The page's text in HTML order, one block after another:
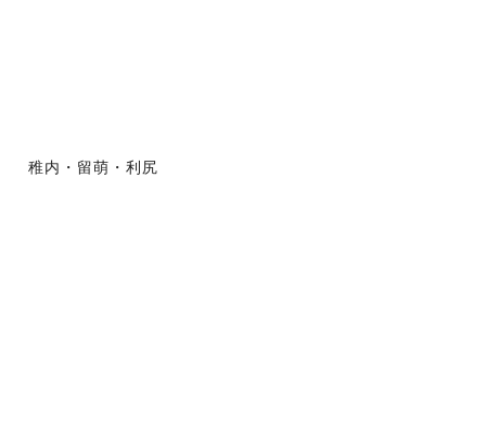
稚内・留萌・利尻